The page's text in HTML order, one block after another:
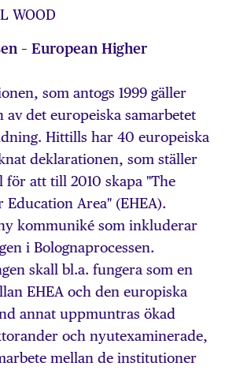
WOOD
– European Higher
som antogs 1999 gäller
av det europeiska samarbetet
Hittills har 40 europeiska
deklarationen, som ställer
för att till 2010 skapa "The
Education Area" (EHEA).
kommuniké som inkluderar
i Bolognaprocessen.
skall bl.a. fungera som en
EHEA och den europiska
annat uppmuntras ökad
och nyutexaminerade,
mellan de institutioner